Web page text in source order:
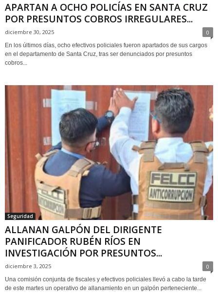
APARTAN A OCHO POLICÍAS EN SANTA CRUZ
POR PRESUNTOS COBROS IRREGULARES...
diciembre 30, 2025 0
En los últimos días, ocho efectivos policiales fueron apartados de sus cargos
en el departamento de Santa Cruz, tras ser denunciados por presuntos
cobros...
Seguridad
ALLANAN GALPÓN DEL DIRIGENTE
PANIFICADOR RUBÉN RÍOS EN
INVESTIGACIÓN POR PRESUNTOS...
diciembre 3, 2025 0
Una comisión conjunta de fiscales y efectivos policiales llevó a cabo la tarde
de este martes un operativo de allanamiento en un galpón perteneciente...